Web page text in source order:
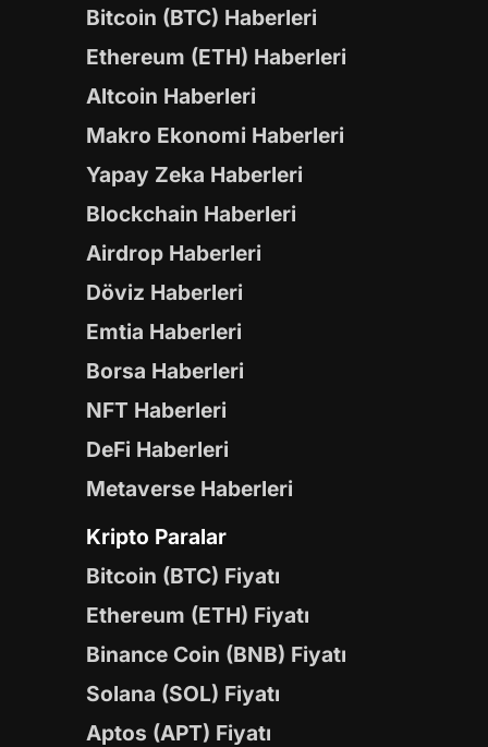
Bitcoin (BTC) Haberleri
Ethereum (ETH) Haberleri
Altcoin Haberleri
Makro Ekonomi Haberleri
Yapay Zeka Haberleri
Blockchain Haberleri
Airdrop Haberleri
Döviz Haberleri
Emtia Haberleri
Borsa Haberleri
NFT Haberleri
DeFi Haberleri
Metaverse Haberleri
Kripto Paralar
Bitcoin (BTC) Fiyatı
Ethereum (ETH) Fiyatı
Binance Coin (BNB) Fiyatı
Solana (SOL) Fiyatı
Aptos (APT) Fiyatı